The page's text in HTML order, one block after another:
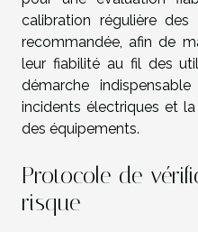
calibration régulière
recommandée, afin de
leur fiabilité au fil des
démarche
incidents électriques et
des équipements.
Protocole de
risque